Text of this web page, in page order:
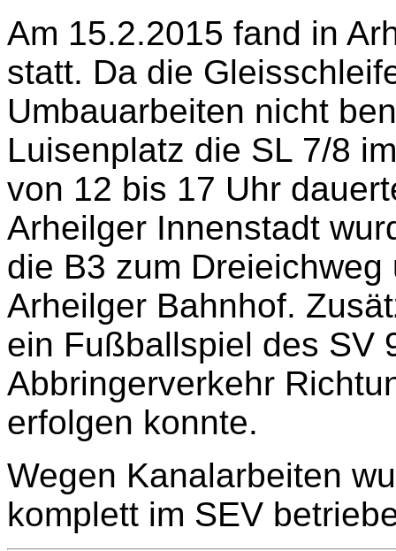
Am 15.2.2015 fand in
statt. Da die
Umbauarbeiten nicht
Luisenplatz die SL 7/8
von 12 bis 17 Uhr
Arheilger Innenstadt
die B3 zum
Arheilger Bahnhof.
ein Fußballspiel des SV
Abbringerverkehr
erfolgen konnte.
Wegen Kanalarbeiten
komplett im SEV